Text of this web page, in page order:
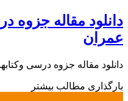
مقاله جزوه
مقاله جزوه درسی
مطالب بیشتر